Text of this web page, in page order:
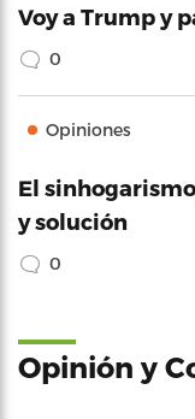
Voy a Trump y
0
Opiniones
El
y solución
0
Opinión y